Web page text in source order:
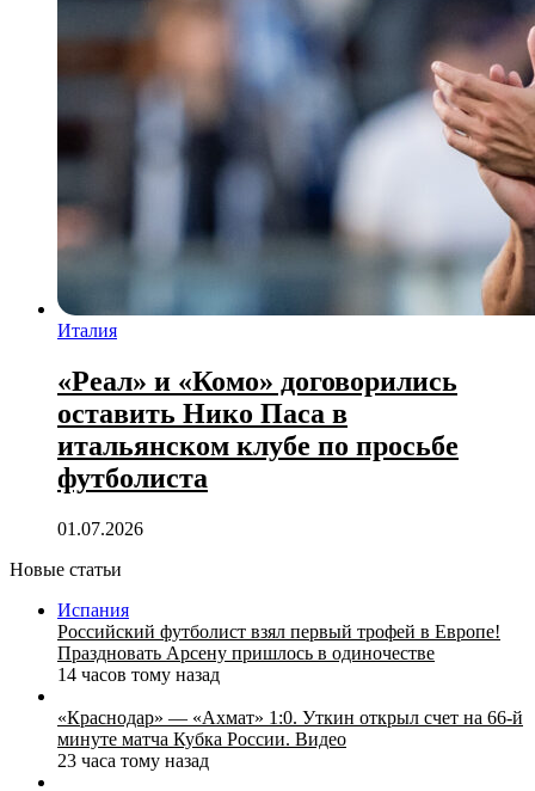
Италия
«Реал» и «Комо» договорились
оставить Нико Паса в
итальянском клубе по просьбе
футболиста
01.07.2026
Новые статьи
Испания
Российский футболист взял первый трофей в Европе!
Праздновать Арсену пришлось в одиночестве
14 часов тому назад
«Краснодар» — «Ахмат» 1:0. Уткин открыл счет на 66‑й
минуте матча Кубка России. Видео
23 часа тому назад